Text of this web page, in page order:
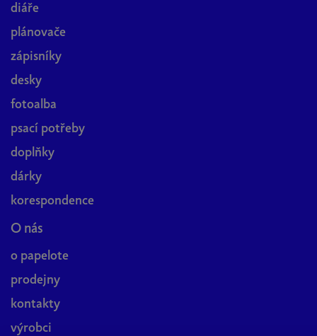
diáře
plánovače
zápisníky
desky
fotoalba
psací potřeby
doplňky
dárky
korespondence
O nás
o papelote
prodejny
kontakty
výrobci